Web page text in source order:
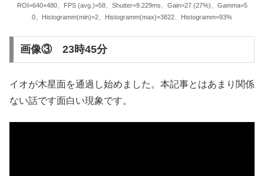
ROI=640×480、FPS (avg.)=58、Shutter=9.229ms、Gain=27 (27%)、Gamma=5
0、Histogramm(min)=2、Histogramm(max)=3822、Histogramm=93%
画像③ 23時45分
イオが木星面を通過し始めました。本記事とはあまり関係
ない話です面白い現象です。